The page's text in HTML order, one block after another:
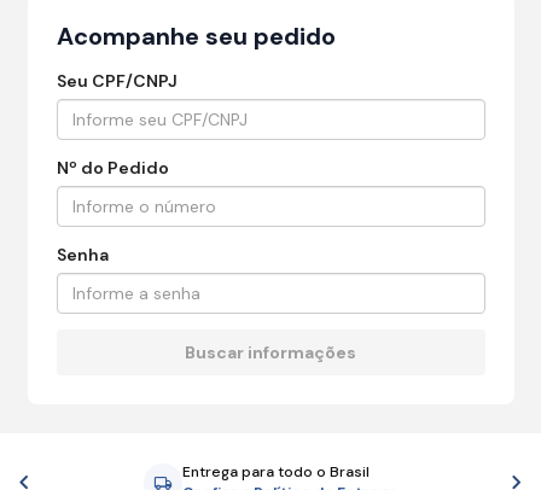
Acompanhe seu pedido
Seu CPF/CNPJ
Nº do Pedido
Senha
Entrega para todo o Brasil